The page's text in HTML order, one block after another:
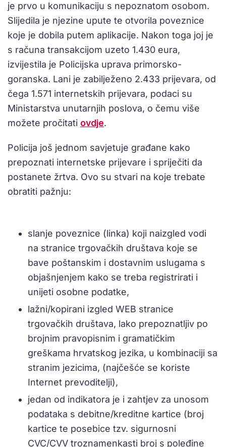
je prvo u komunikaciju s nepoznatom osobom.
Slijedila je njezine upute te otvorila poveznice
koje je dobila putem aplikacije. Nakon toga joj je
s računa transakcijom uzeto 1.430 eura,
izvijestila je Policijska uprava primorsko-
goranska. Lani je zabilježeno 2.433 prijevara, od
čega 1.571 internetskih prijevara, podaci su
Ministarstva unutarnjih poslova, o čemu više
možete pročitati ovdje.
Policija još jednom savjetuje građane kako
prepoznati internetske prijevare i spriječiti da
postanete žrtva. Ovo su stvari na koje trebate
obratiti pažnju:
slanje poveznice (linka) koji naizgled vodi
na stranice trgovačkih društava koje se
bave poštanskim i dostavnim uslugama s
objašnjenjem kako se treba registrirati i
unijeti osobne podatke,
lažni/kopirani izgled WEB stranice
trgovačkih društava, lako prepoznatljiv po
brojnim pravopisnim i gramatičkim
greškama hrvatskog jezika, u kombinaciji sa
stranim jezicima, (najčešće se koriste
Internet prevoditelji),
jedan od indikatora je i zahtjev za unosom
podataka s debitne/kreditne kartice (broj
kartice te posebice tzv. sigurnosni
CVC/CVV troznamenkasti broj s poleđine